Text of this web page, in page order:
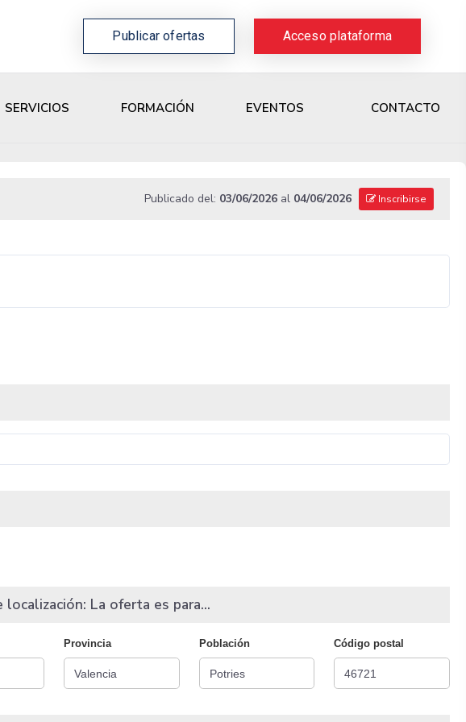
Publicar ofertas Acceso plataforma
SERVICIOS FORMACIÓN EVENTOS CONTACTO
Publicado del: 03/06/2026al 04/06/2026 Inscribirse
localización: La oferta es para...
Provincia Población Código postal